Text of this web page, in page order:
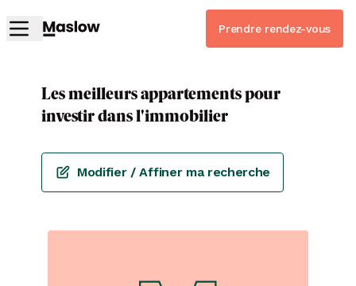
Prendre rendez-vous
Les meilleurs appartements pour
investir dans l'immobilier
Modifier / Affiner ma recherche